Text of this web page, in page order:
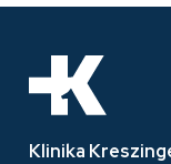
Klinika